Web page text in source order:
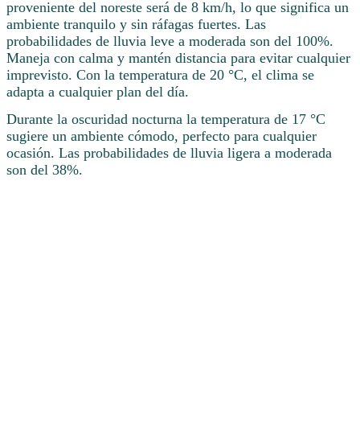
proveniente del noreste será de 8 km/h, lo que significa un
ambiente tranquilo y sin ráfagas fuertes. Las
probabilidades de lluvia leve a moderada son del 100%.
Maneja con calma y mantén distancia para evitar cualquier
imprevisto. Con la temperatura de 20 °C, el clima se
adapta a cualquier plan del día.
Durante la oscuridad nocturna la temperatura de 17 °C
sugiere un ambiente cómodo, perfecto para cualquier
ocasión. Las probabilidades de lluvia ligera a moderada
son del 38%.